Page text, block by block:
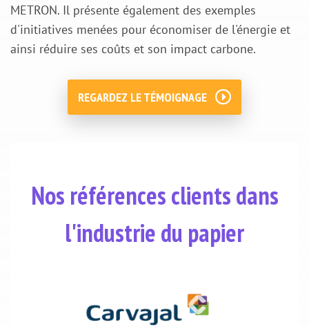
METRON. Il présente également des exemples
d'initiatives menées pour économiser de l'énergie et
ainsi réduire ses coûts et son impact carbone.
REGARDEZ LE TÉMOIGNAGE
Nos références clients dans
l'industrie du papier